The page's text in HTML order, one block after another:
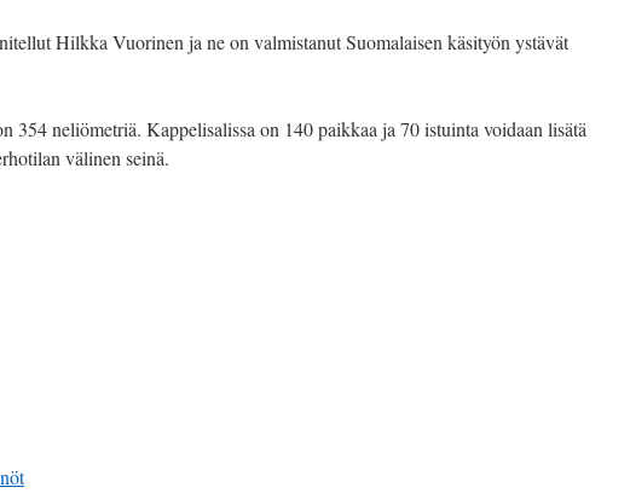
Hilkka Vuorinen ja ne on valmistanut Suomalaisen käsityön ystävät
354 neliömetriä. Kappelisalissa on 140 paikkaa ja 70 istuinta voidaan lisätä
välinen seinä.